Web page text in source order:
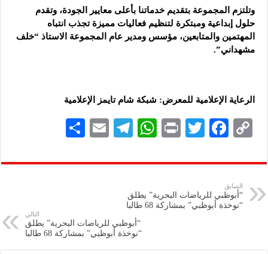
وتلتزم المجموعة بتقديم خدماتنا بأعلى معايير الجودة، وتقدم
حلول إبداعية ومبتكرة لتنظيم فعاليات مميزة تجذب انتباه
المهتمين والمتابعين، مؤسس ومدير عام المجموعة الاستاذ “خلف
مشهداني”.
الرعاية الإعلامية للمعرض: شبكة شام تايمز الإعلامية
C
p
y
Li
F
eb
k
T
tt
P
nt
W
at
A
p
p
Te
gr
E
ai
ar
السابق
“أبوظبي للرياضات البحرية” يطلق
“نوخذة أبوظبي” بمشاركة 68 طالبا
التالي
“أبوظبي للرياضات البحرية” يطلق
“نوخذة أبوظبي” بمشاركة 68 طالبا